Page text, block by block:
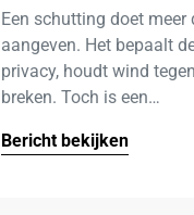
Een schutting doet meer
aangeven. Het bepaalt
privacy, houdt wind
breken. Toch is een…
Bericht bekijken